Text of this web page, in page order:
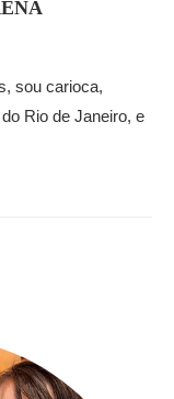
sou carioca,
Rio de Janeiro, e